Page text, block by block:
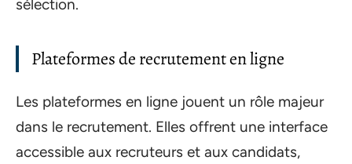
sélection.
Plateformes de recrutement en ligne
Les plateformes en ligne jouent un rôle majeur
dans le recrutement. Elles offrent une interface
accessible aux recruteurs et aux candidats,